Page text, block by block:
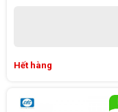
Hết hàng